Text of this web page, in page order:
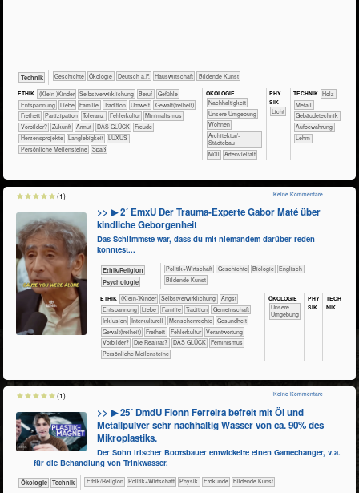
​Technik ​​​​​​​​Geschichte ​​​​​​​​Ökologie ​​​Deutsch a.F. ​Haus­wirtschaft Bildende Kunst
ETHIK (Klein-)Kinder ​​​​​​​​​​​​​​​​​​​​​​​​​​​​​​​​​​​​​​​​Selbst­verwirklichung ​​​​​​​​​​​​​​​Beruf
​​​​​​​​​​​​​​​Gefühle
​​​​​​​​​​​​​Entspannung
​​​​​​​​​​​​Liebe ​​​​​​​​​​​Familie ​​​​​​​​​​​Tradition ​​​​​Umwelt
​​​​Gewalt(freiheit)
​​​Freiheit
​​​Partizipation ​​​Toleranz ​​Fehlerkultur
​​Minimalismus
​​Vorbilder?
​Zukunft Armut DAS GLÜCK
Freude
Herzensprojekte
Langlebigkeit
LUXUS
Persönliche Meilensteine
Spaß
ÖKO​LOGIE
​​​​​​​​​​​​​​​Nachhaltigkeit
​​​​​​​​​​​​​Unsere Umgebung
​​​​Wohnen
​​​Architektur/­
Städtebau
​Müll
Artenvielfalt
PHY​
SIK
​​​​​Licht
TECH​NIK ​​​​​​​​Holz
​​​​​​​​Metall
​​​​​Gebäudetechnik
Aufbewahrung
Lehm
>> ▶ 2´ EmxU Der Trauma-Experte Gabor Maté über
kindliche Geborgenheit
Das Schlimmste war, dass du mit niemandem darüber reden
konntest...
​​​​​​​​​​Ethik/​Religion
​​​​​​​​​​Psychologie
​​​​​​​​​Politik+​Wirtschaft ​​​​​​​​Geschichte ​​​​​​​Biologie
​​​​Englisch
Bildende Kunst
ETHIK (Klein-)Kinder ​​​​​​​​​​​​​​​​​​​​​​​​​​​​​​​​​​​​​​​​Selbst­verwirklichung
​​​​​​​​​​​​​Angst
​​​​​​​​​​​​​Entspannung
​​​​​​​​​​​​Liebe ​​​​​​​​​​​Familie ​​​​​​​​​​​Tradition
​​​​​​​​​​Gemeinschaft
​​​​​​​​Inklusion
​​​​​​​​Interkulturell ​​​​​​​Menschenrechte
​​​​​​Gesundheit
​​​​Gewalt(freiheit)
​​​Freiheit ​​Fehlerkultur
​​Verantwortung
​​Vorbilder?
​Die Realität? DAS GLÜCK
Feminismus
Persönliche Meilensteine
ÖKO​LOGIE
​​​​​​​​​​​​​Unsere
Umgebung
PHY​
SIK
TECH​
NIK
Keine Kommentare
(1)
>> ▶ 25´ DmdU Fionn Ferreira befreit mit Öl und
Metallpulver sehr nachhaltig Wasser von ca. 90% des
Mikroplastiks.
Der Sohn irischer Bootsbauer entwickelte einen Gamechanger, v.a.
für die Behandlung von Trinkwasser.
​​​​​​​Ökologie ​Technik ​​​​​​​​​​Ethik/​Religion ​​​​​​​​​Politik+​Wirtschaft ​​​​​​​Physik ​​​​​Erdkunde Bildende Kunst
Keine Kommentare
(1)